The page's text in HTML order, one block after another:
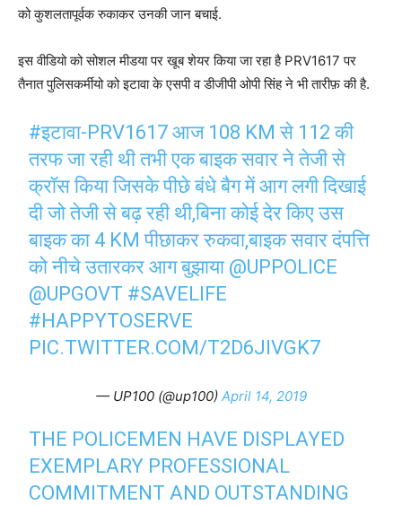
को कुशलतापूर्वक रुकाकर उनकी जान बचाई.
इस वीडियो को सोशल मीडया पर खूब शेयर किया जा रहा है PRV1617 पर
तैनात पुलिसकर्मीयो को इटावा के एसपी व डीजीपी ओपी सिंह ने भी तारीफ़ की है.
#इटावा-PRV1617 आज 108 KM से 112 की
तरफ जा रही थी तभी एक बाइक सवार ने तेजी से
क्रॉस किया जिसके पीछे बंधे बैग में आग लगी दिखाई
दी जो तेजी से बढ़ रही थी,बिना कोई देर किए उस
बाइक का 4 KM पीछाकर रुकवा,बाइक सवार दंपत्ति
को नीचे उतारकर आग बुझाया @UPPOLICE
@UPGOVT #SAVELIFE
#HAPPYTOSERVE
PIC.TWITTER.COM/T2D6JIVGK7
— UP100 (@up100) April 14, 2019
THE POLICEMEN HAVE DISPLAYED
EXEMPLARY PROFESSIONAL
COMMITMENT AND OUTSTANDING